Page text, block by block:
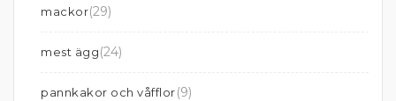
mackor(29)
mest ägg(24)
pannkakor och våfflor(9)